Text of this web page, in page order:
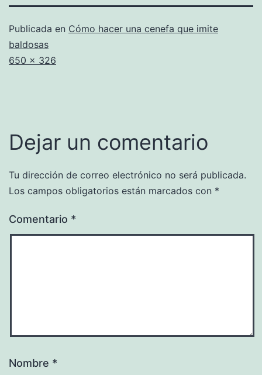
Publicada en Cómo hacer una cenefa que imite
baldosas
Tamaño
650 × 326
Dejar un comentario
Tu dirección de correo electrónico no será publicada.
Los campos obligatorios están marcados con *
Comentario *
Nombre *